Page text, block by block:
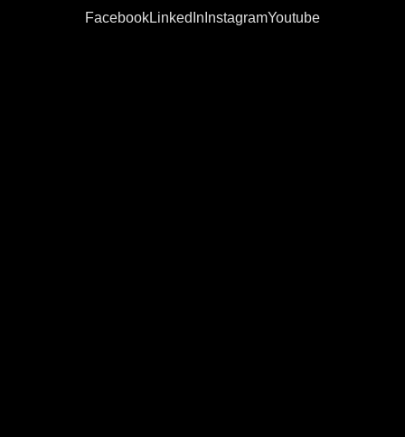
FacebookLinkedInInstagramYoutube